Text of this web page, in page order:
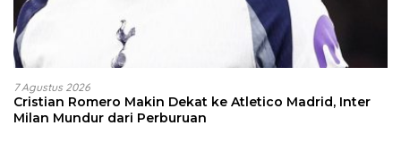
7 Agustus 2026
Cristian Romero Makin Dekat ke Atletico Madrid, Inter
Milan Mundur dari Perburuan